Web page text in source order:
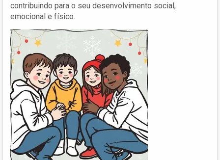
contribuindo para o seu desenvolvimento social,
emocional e físico.